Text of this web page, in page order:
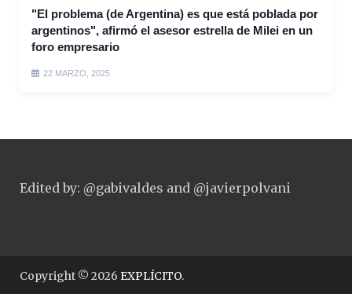
"El problema (de Argentina) es que está poblada por
argentinos", afirmó el asesor estrella de Milei en un
foro empresario
22 MARZO, 2025
Edited by: @gabivaldes and @javierpolvani
Copyright © 2026 EXPLÍCITO.